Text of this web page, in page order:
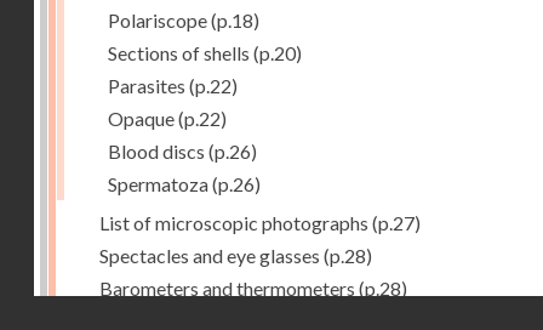
Polariscope(p.18)
Sections of shells (p.20)
Parasites (p.22)
Opaque(p.22)
Blood discs (p.26)
Spermatoza(p.26)
List of microscopic photographs (p.27)
Spectacles and eye glasses (p.28)
Barometers and thermometers (p.28)